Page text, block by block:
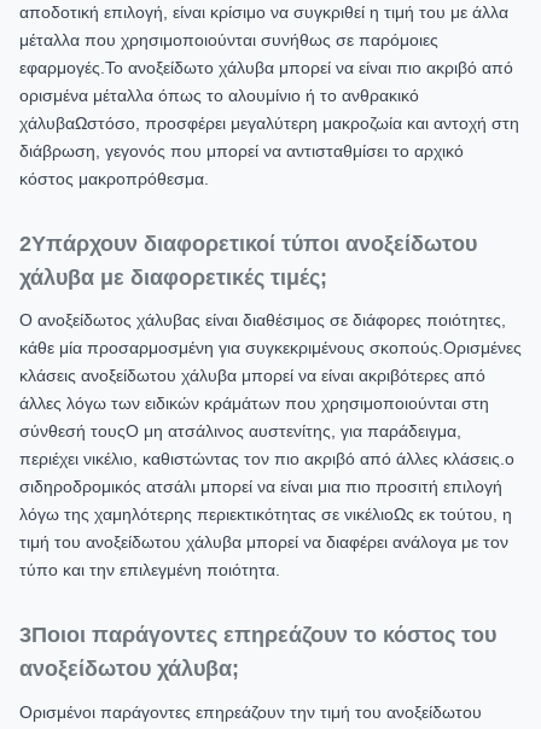
αποδοτική επιλογή, είναι κρίσιμο να συγκριθεί η τιμή του με άλλα
μέταλλα που χρησιμοποιούνται συνήθως σε παρόμοιες
εφαρμογές.Το ανοξείδωτο χάλυβα μπορεί να είναι πιο ακριβό από
ορισμένα μέταλλα όπως το αλουμίνιο ή το ανθρακικό
χάλυβαΩστόσο, προσφέρει μεγαλύτερη μακροζωία και αντοχή στη
διάβρωση, γεγονός που μπορεί να αντισταθμίσει το αρχικό
κόστος μακροπρόθεσμα.
2Υπάρχουν διαφορετικοί τύποι ανοξείδωτου
χάλυβα με διαφορετικές τιμές;
Ο ανοξείδωτος χάλυβας είναι διαθέσιμος σε διάφορες ποιότητες,
κάθε μία προσαρμοσμένη για συγκεκριμένους σκοπούς.Ορισμένες
κλάσεις ανοξείδωτου χάλυβα μπορεί να είναι ακριβότερες από
άλλες λόγω των ειδικών κράμάτων που χρησιμοποιούνται στη
σύνθεσή τουςΟ μη ατσάλινος αυστενίτης, για παράδειγμα,
περιέχει νικέλιο, καθιστώντας τον πιο ακριβό από άλλες κλάσεις.ο
σιδηροδρομικός ατσάλι μπορεί να είναι μια πιο προσιτή επιλογή
λόγω της χαμηλότερης περιεκτικότητας σε νικέλιοΩς εκ τούτου, η
τιμή του ανοξείδωτου χάλυβα μπορεί να διαφέρει ανάλογα με τον
τύπο και την επιλεγμένη ποιότητα.
3Ποιοι παράγοντες επηρεάζουν το κόστος του
ανοξείδωτου χάλυβα;
Ορισμένοι παράγοντες επηρεάζουν την τιμή του ανοξείδωτου